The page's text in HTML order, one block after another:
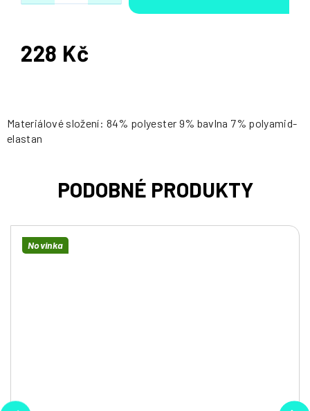
228 Kč
Měrná
Materiálové složení: 84% polyester 9% bavlna 7% polyamid-
elastan
Novinka